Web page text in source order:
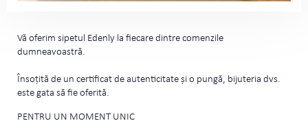
Vă oferim sipetul Edenly la fiecare dintre comenzile
dumneavoastră.
Însoțită de un certificat de autenticitate și o pungă, bijuteria dvs.
este gata să fie oferită.
PENTRU UN MOMENT UNIC